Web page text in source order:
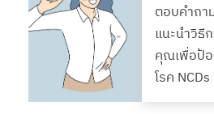
ตอบคำถา
แนะนำวิธี
คุณเพื่อป้อ
โรค NCDs